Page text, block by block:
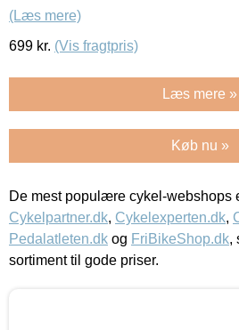
(Læs mere)
699 kr. (Vis fragtpris)
Læs mere »
Køb nu »
De mest populære cykel-webshops
Cykelpartner.dk, Cykelexperten.dk,
Pedalatleten.dk og FriBikeShop.dk,
sortiment til gode priser.